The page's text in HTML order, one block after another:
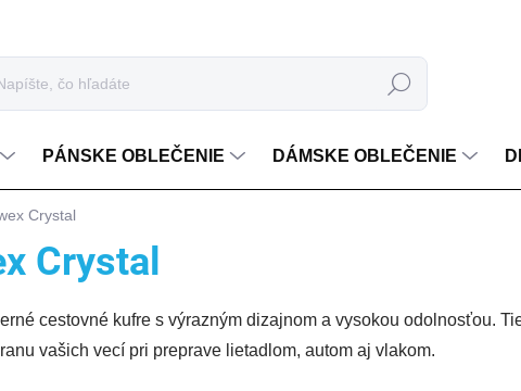
Hľadať
PÁNSKE OBLEČENIE DÁMSKE OBLEČENIE
Crystal
Crystal
cestovné kufre s výrazným dizajnom a vysokou odolnosťou.
vašich vecí pri preprave lietadlom, autom aj vlakom.